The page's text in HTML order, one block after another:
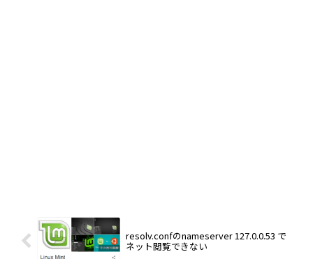
resolv.confのnameserver 127.0.0.53 で
ネット閲覧できない